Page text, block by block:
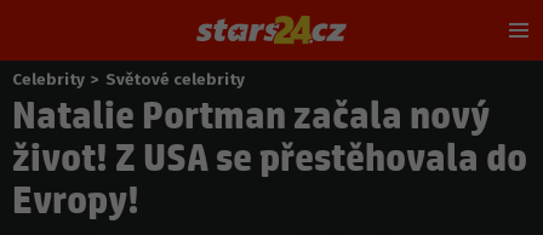
Nacházíte
se
zde:
Celebrity > Světové celebrity
Natalie Portman začala nový
život! Z USA se přestěhovala do
Evropy!